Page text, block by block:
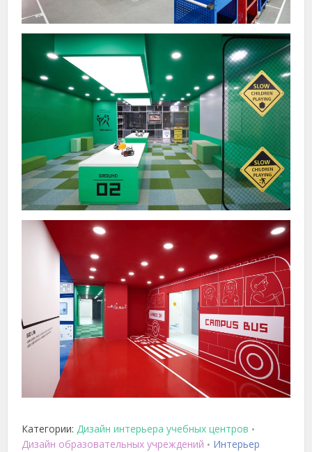
Категории:Дизайн интерьера учебных центров •
Дизайн образовательных учреждений • Интерьер